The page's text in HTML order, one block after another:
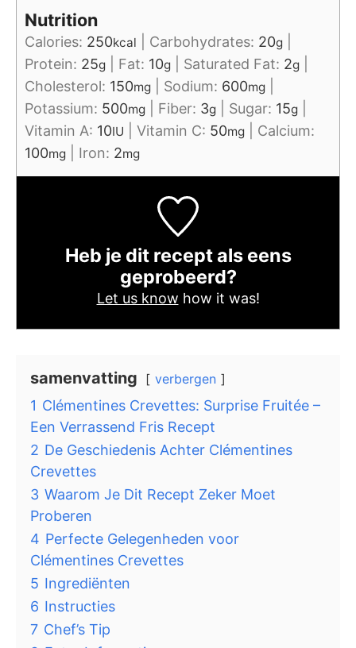
Nutrition
Calories: 250kcal Carbohydrates: 20g
Protein: 25g Fat: 10g Saturated Fat: 2g
Cholesterol: 150mg Sodium: 600mg
Potassium: 500mg Fiber: 3g Sugar: 15g
Vitamin A: 10IU Vitamin C: 50mg
Calcium:
100mg Iron: 2mg
Heb je dit recept als eens
geprobeerd?
Let us know how it was!
samenvatting verbergen
1 Clémentines Crevettes: Surprise Fruitée –
Een Verrassend Fris Recept
2 De Geschiedenis Achter Clémentines
Crevettes
3 Waarom Je Dit Recept Zeker Moet
Proberen
4 Perfecte Gelegenheden voor
Clémentines Crevettes
5 Ingrediënten
6 Instructies
7 Chef’s Tip